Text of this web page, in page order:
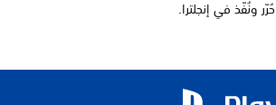
ونُفّذ في إنجلترا.